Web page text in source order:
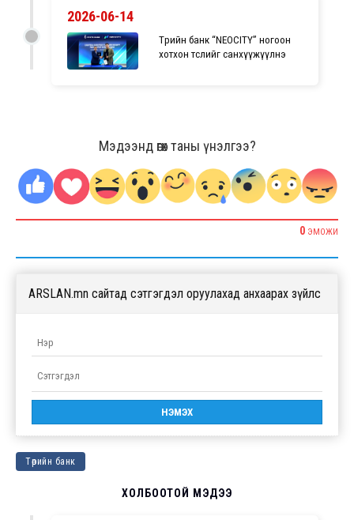
2026-06-14
Төрийн банк “NEOCITY” ногоон
хотхон төслийг санхүүжүүлнэ
Мэдээнд өгөх таны үнэлгээ?
0 ЭМОЖИ
ARSLAN.mn сайтад сэтгэгдэл оруулахад анхаарах зүйлс
Төрийн банк
ХОЛБООТОЙ МЭДЭЭ